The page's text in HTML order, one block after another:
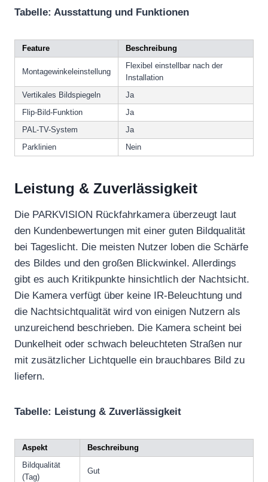
Tabelle: Ausstattung und Funktionen
Feature Beschreibung
Montagewinkeleinstellung
Flexibel einstellbar nach der
Installation
Vertikales Bildspiegeln
Ja
Flip-Bild-Funktion
Ja
PAL-TV-System
Ja
Parklinien
Nein
Leistung & Zuverlässigkeit
Die PARKVISION Rückfahrkamera überzeugt laut
den Kundenbewertungen mit einer guten Bildqualität
bei Tageslicht. Die meisten Nutzer loben die Schärfe
des Bildes und den großen Blickwinkel. Allerdings
gibt es auch Kritikpunkte hinsichtlich der Nachtsicht.
Die Kamera verfügt über keine IR-Beleuchtung und
die Nachtsichtqualität wird von einigen Nutzern als
unzureichend beschrieben. Die Kamera scheint bei
Dunkelheit oder schwach beleuchteten Straßen nur
mit zusätzlicher Lichtquelle ein brauchbares Bild zu
liefern.
Tabelle: Leistung & Zuverlässigkeit
Aspekt
Beschreibung
Bildqualität
(Tag)
Gut